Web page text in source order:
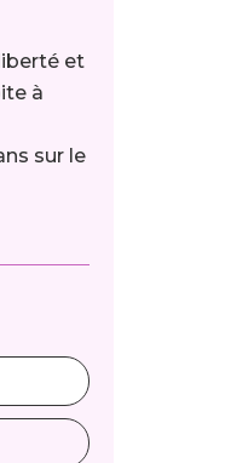
et
à
sur le